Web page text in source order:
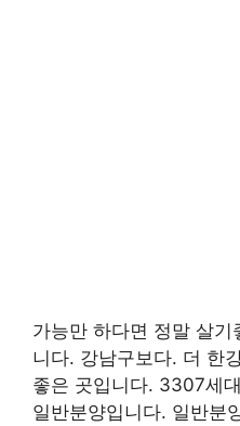
가능만 하다면 정말 살
니다. 강남구보다. 더 한
좋은 곳입니다. 3307세
일반분양입니다. 일반분